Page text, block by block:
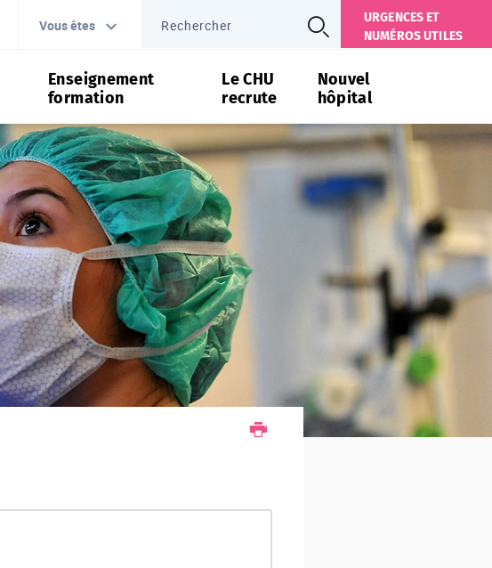
Vous êtes
URGENCES ET
NUMÉROS UTILES
Enseignement
formation
Le CHU
recrute
Nouvel
hôpital